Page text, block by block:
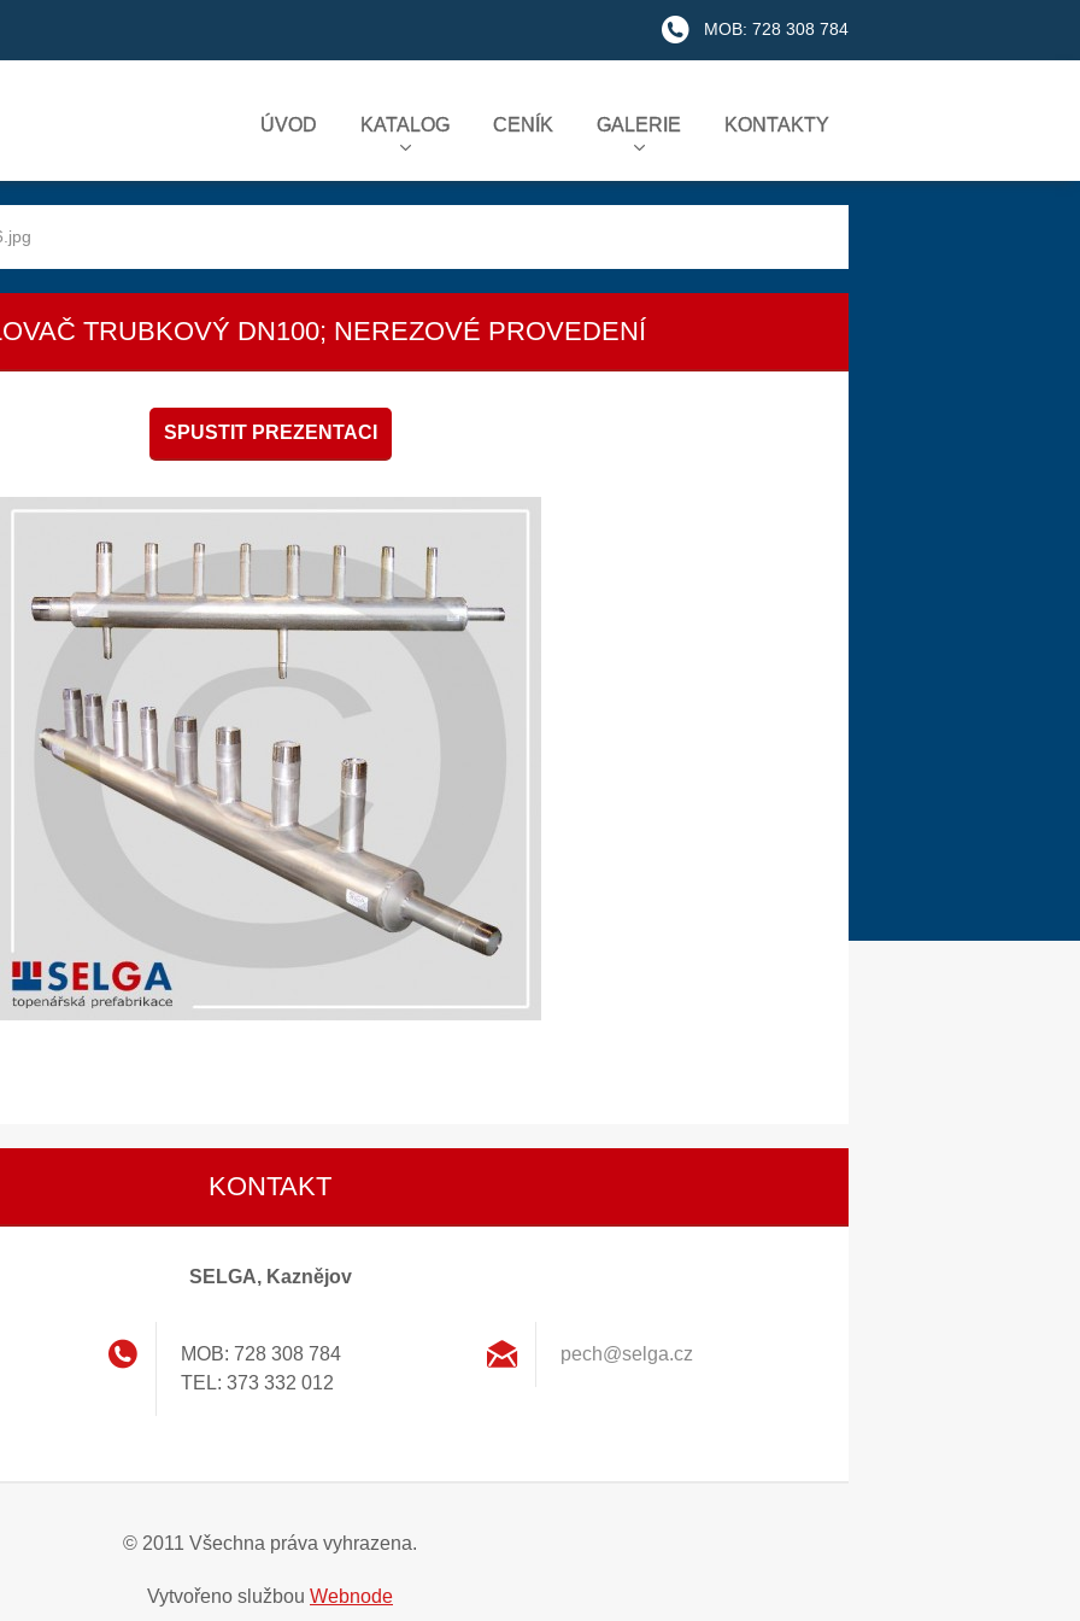
MOB: 728 308 784
ÚVOD KATALOG CENÍK GALERIE KONTAKTY
TRUBKOVÝ DN100; NEREZOVÉ PROVEDENÍ
SPUSTIT PREZENTACI
KONTAKT
SELGA, Kaznějov
MOB: 728 308 784
TEL: 373 332 012
pech@sel ga.cz
© 2011 Všechna práva vyhrazena.
Vytvořeno službou Webnode